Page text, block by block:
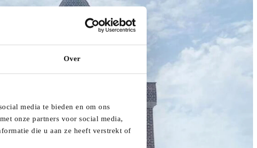
Over
media te bieden en om ons
onze partners voor social media,
die u aan ze heeft verstrekt of